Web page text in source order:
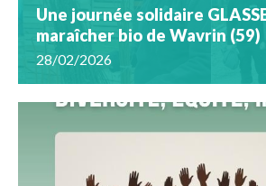
Une journée solidaire
maraîcher bio de Wavrin (59)
28/02/2026